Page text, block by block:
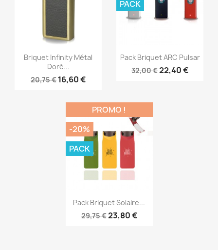
Aperçu rapide
Briquet Infinity Métal
Doré...
20,75 € 16,60 €
Aperçu rapide
Pack Briquet ARC Pulsar
32,00 €22,40 €
PACK
Aperçu rapide
Pack Briquet Solaire...
29,75 €23,80 €
PROMO !
-20%
PACK